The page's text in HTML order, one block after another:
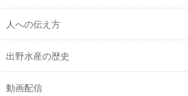
人への伝え方
出野水産の歴史
動画配信